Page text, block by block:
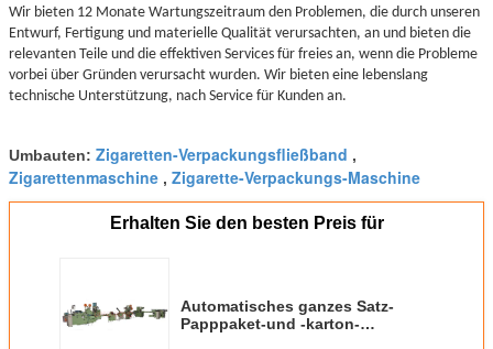
Wir bieten 12 Monate Wartungszeitraum den Problemen, die durch unseren
Entwurf, Fertigung und materielle Qualität verursachten, an und bieten die
relevanten Teile und die effektiven Services für freies an, wenn die Probleme
vorbei über Gründen verursacht wurden. Wir bieten eine lebenslang
technische Unterstützung, nach Service für Kunden an.
Umbauten: Zigaretten-Verpackungsfließband ,
Zigarettenmaschine , Zigarette-Verpackungs-Maschine
Erhalten Sie den besten Preis für
Automatisches ganzes Satz-
Papppaket-und -karton-